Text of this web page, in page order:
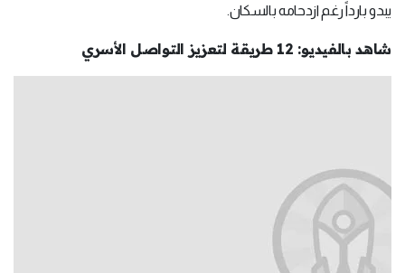
يبدو بارداً رغم ازدحامه بالسكان.
شاهد بالفيديو: 12 طريقة لتعزيز التواصل الأسري